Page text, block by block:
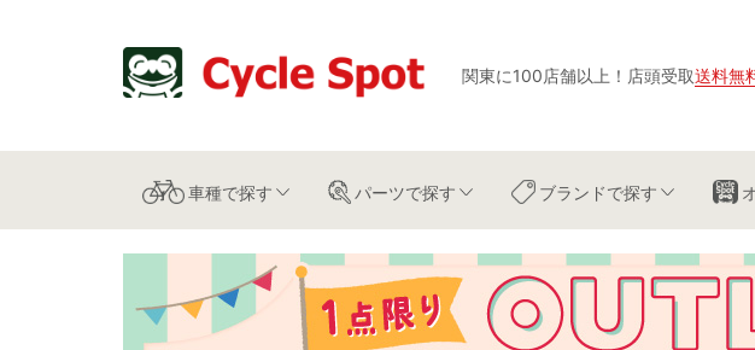
関東に100店舗以上 ！ 店頭受取送料無
車種で探す パーツで探す ブランドで探す